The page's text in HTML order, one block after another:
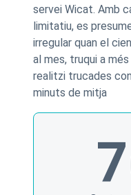
servei Wicat. Amb
limitatiu, es
irregular quan el
al mes, truqui a
realitzi trucades
minuts de mitja